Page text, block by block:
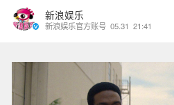
新浪娱乐
新浪娱乐官方账号 05.31 21:41